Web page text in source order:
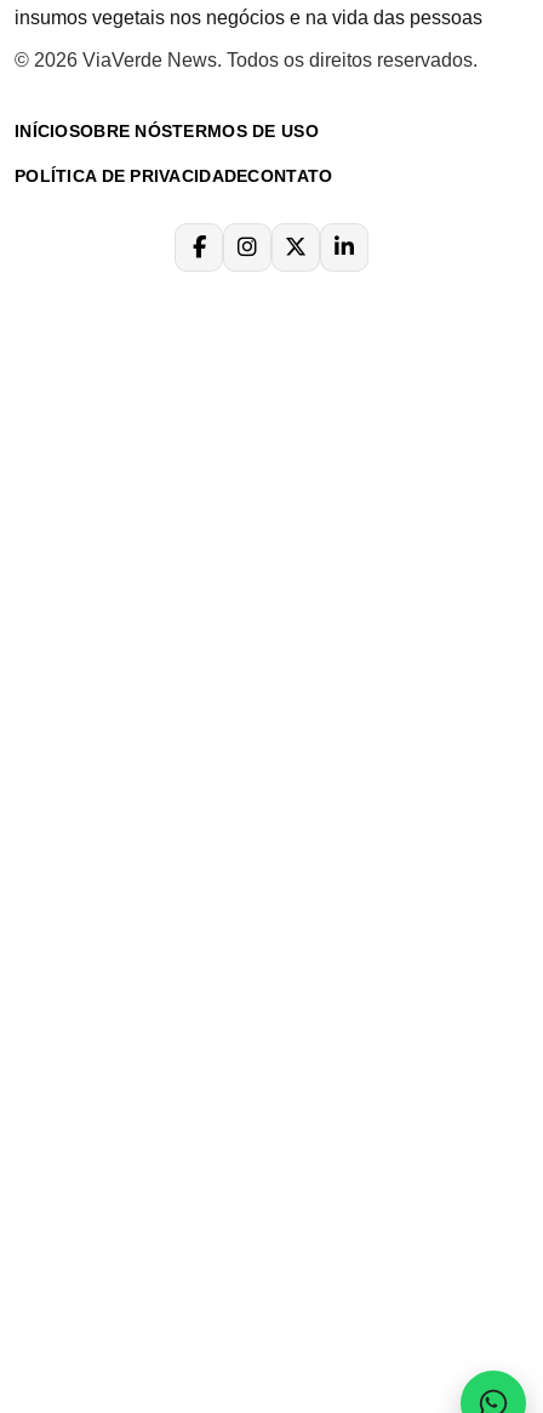
insumos vegetais nos negócios e na vida das pessoas
© 2026 ViaVerde News. Todos os direitos reservados.
INÍCIOSOBRE NÓSTERMOS DE USO
POLÍTICA DE PRIVACIDADECONTATO